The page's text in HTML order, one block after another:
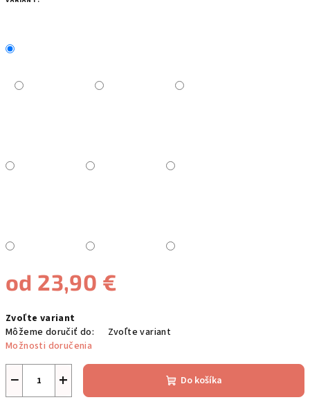
od 23,90 €
cena:
Zvoľte variant
Môžeme doručiť do:
Zvoľte variant
Možnosti doručenia
+
− Do košíka